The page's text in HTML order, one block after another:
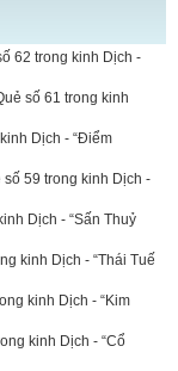
62 trong kinh Dịch -
số 61 trong kinh
Dịch - “Điểm
59 trong kinh Dịch -
Dịch - “Sấn Thuỷ
kinh Dịch - “Thái Tuế
kinh Dịch - “Kim
kinh Dịch - “Cổ